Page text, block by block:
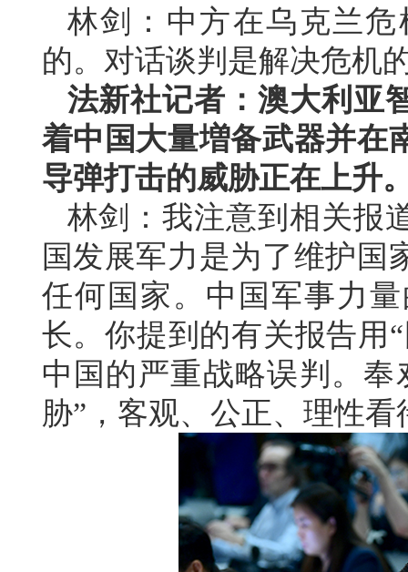
林剑：中方在乌克兰
的。对话谈判是解决危机
法新社记者：澳大利亚
着中国大量増备武器并在
导弹打击的威胁正在上升
林剑：我注意到相关报
国发展军力是为了维护国
任何国家。中国军事力
长。你提到的有关报告用
中国的严重战略误判。
胁”，客观、公正、理性